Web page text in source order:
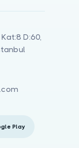
D:60,
Play